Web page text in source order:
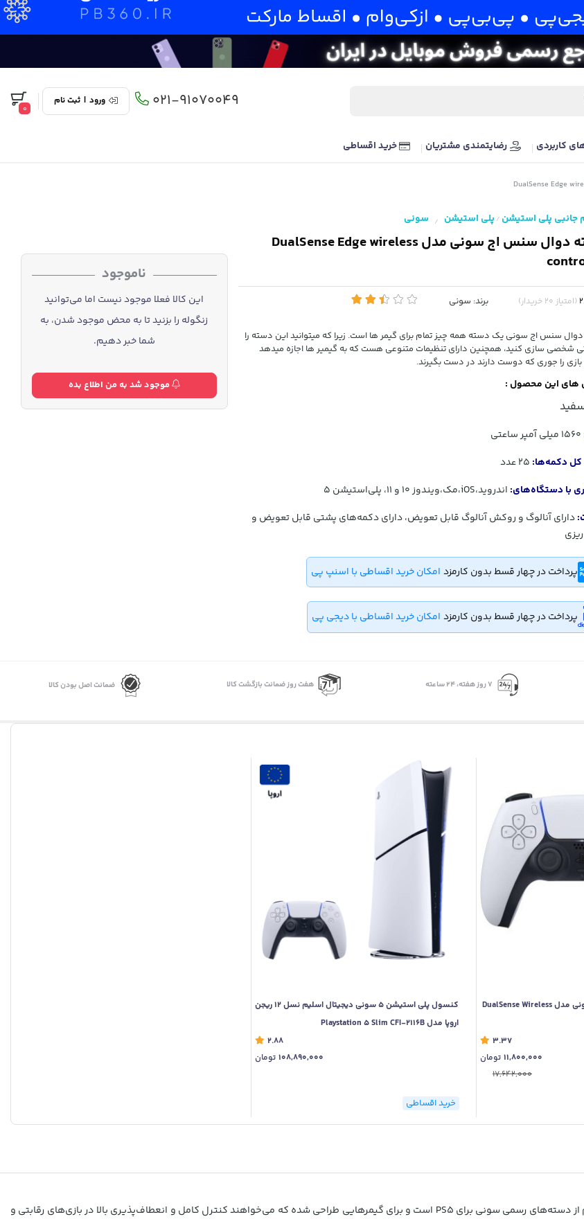
021-91070049 ورود | ثبت نام
0
کاربردی رضایتمندی مشتریان خرید اقساطی
جانبی پلی استیشن / پلی استیشن / سونی
دسته دوال سنس اج سونی مدل DualSense Edge wireless
(امتیاز 20 خریدار) برند: سونی
سنس اج سونی یک دسته همه چیز تمام برای گیمر ها است. زیرا که میتوانید این دسته را
شخصی سازی کنید، همچنین دارای تنظیمات متنوعی هست که به گیمیر ها اجازه میدهد
را جوری که دوست دارند در دست بگیرند.
های این محصول :
1560 میلی آمپر ساعتی
کل دکمه‌ها: 25 عدد
با دستگاه‌های: اندروید،iOS،مک،ویندوز 10 و 11،
پلی‌استیشن 5
دارای آنالوگ و روکش آنالوگ قابل تعویض، دارای دکمه‌های پشتی قابل تعویض و
پرداخت در چهار قسط بدون کارمزد امکان خرید اقساطی با اسنپ پی
پرداخت در چهار قسط بدون کارمزد امکان خرید اقساطی با دیجی پی
ناموجود
این کالا فعلا موجود نیست اما می‌توانید
زنگوله را بزنید تا به محض موجود شدن، به
شما خبر دهیم.
موجود شد به من اطلاع بده
۷ روز ﻫﻔﺘﻪ، ۲۴ ﺳﺎﻋﺘﻪ هفت روز ضمانت بازگشت کالا ضمانت اصل بودن کالا
دسته بازی پلی استیشن 5 سونی مدل DualSense Wireless
3.37
11,800,000 تومان
17,642,000
کنسول پلی استیشن 5 سونی دیجیتال اسلیم نسل 12 ریجن
اروپا مدل Playstation 5 Slim CFI-2116B
2.88
108,890,000 تومان
خرید اقساطی
نسخه حرفه‌ای و قابل‌تنظیم از دسته‌های رسمی سونی برای PS5 است و برای گیمرهایی طراحی شده که می‌خواهند کنترل کامل و انعطاف‌پذیری بالا در بازی‌های رقابتی و